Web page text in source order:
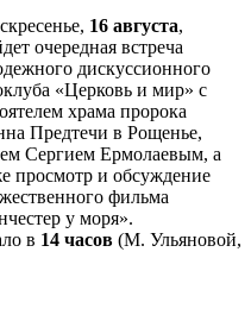
16 августа,
очередная встреча
дискуссионного
«Церковь и мир» с
храма пророка
Предтечи в Рощенье,
Сергием Ермолаевым, а
просмотр и обсуждение
фильма
у моря».
в 14 часов (М. Ульяновой,